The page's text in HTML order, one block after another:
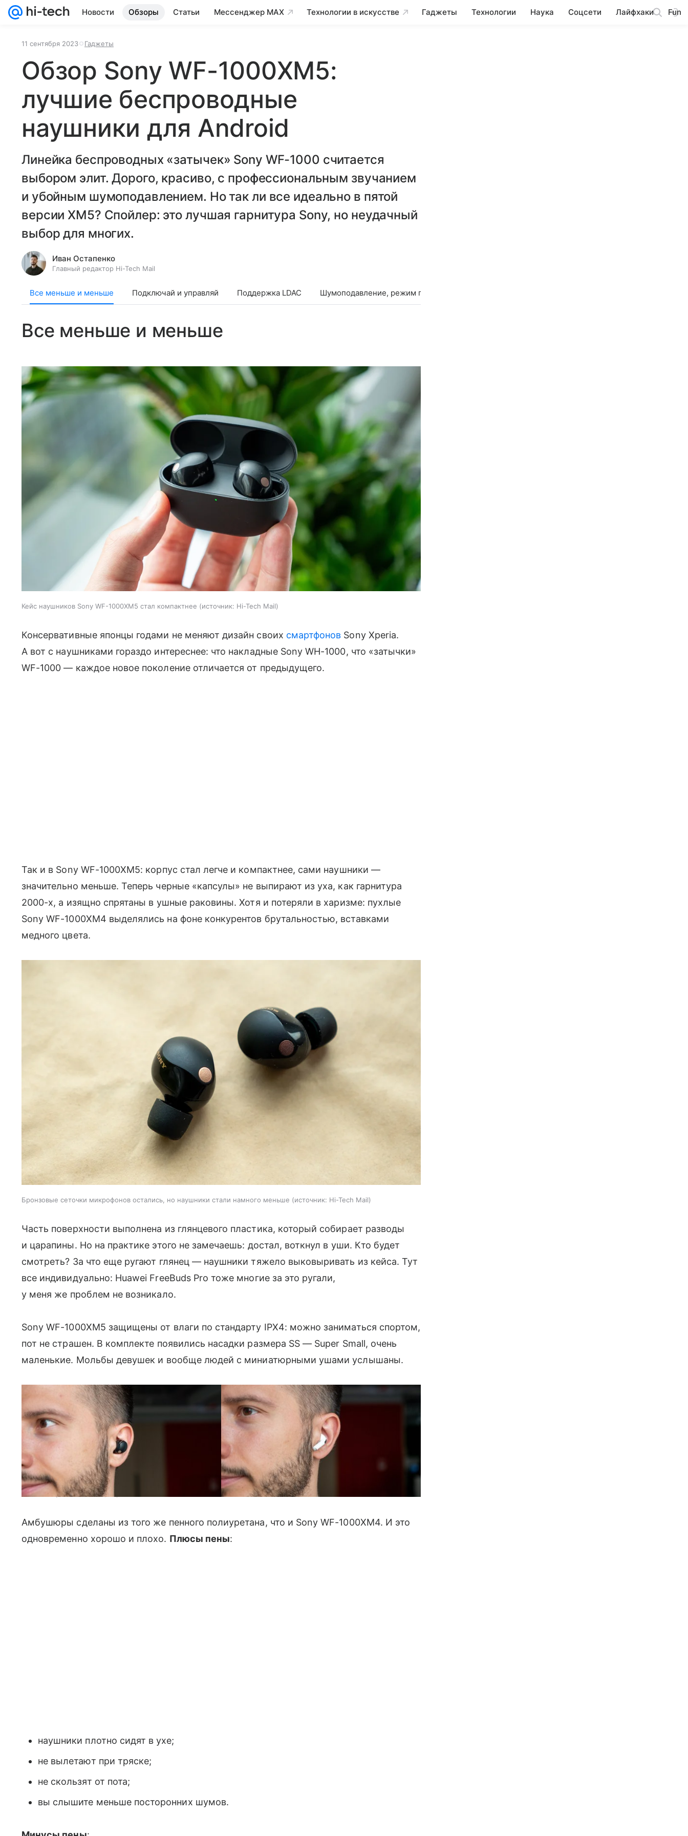
Новости Обзоры Статьи Мессенджер MAX Технологии в искусстве Гаджеты Технологии Наука Соцсети Лайфхаки Fun
11 сентября 2023 Гаджеты
Обзор Sony WF-1000XM5:
лучшие беспроводные
наушники для Android
Линейка беспроводных «затычек» Sony WF-1000 считается
выбором элит. Дорого, красиво, с профессиональным звучанием
и убойным шумоподавлением. Но так ли все идеально в пятой
версии XM5? Спойлер: это лучшая гарнитура Sony, но неудачный
выбор для многих.
Иван Остапенко
Главный редактор Hi-Tech Mail
Все меньше и меньше Подключай и управляй Поддержка LDAC Шумоподавление, режим прозрачности, микрофоны
Все меньше и меньше
Кейс наушников Sony WF-1000XM5 стал компактнее источник: Hi-Tech Mail
Консервативные японцы годами не меняют дизайн своих смартфонов Sony Xperia.
А вот с наушниками гораздо интереснее: что накладные Sony WH-1000, что «затычки»
WF-1000 — каждое новое поколение отличается от предыдущего.
Так и в Sony WF-1000XM5: корпус стал легче и компактнее, сами наушники —
значительно меньше. Теперь черные «капсулы» не выпирают из уха, как гарнитура
2000-х, а изящно спрятаны в ушные раковины. Хотя и потеряли в харизме: пухлые
Sony WF-1000XM4 выделялись на фоне конкурентов брутальностью, вставками
медного цвета.
Бронзовые сеточки микрофонов остались, но наушники стали намного меньше источник: Hi-Tech Mail
Часть поверхности выполнена из глянцевого пластика, который собирает разводы
и царапины. Но на практике этого не замечаешь: достал, воткнул в уши. Кто будет
смотреть? За что еще ругают глянец — наушники тяжело выковыривать из кейса. Тут
все индивидуально: Huawei FreeBuds Pro тоже многие за это ругали,
у меня же проблем не возникало.
Sony WF-1000XM5 защищены от влаги по стандарту IPX4: можно заниматься спортом,
пот не страшен. В комплекте появились насадки размера SS — Super Small, очень
маленькие. Мольбы девушек и вообще людей с миниатюрными ушами услышаны.
Слева Sony WF-1000XM5, справа AirPods Pro 2
Амбушюры сделаны из того же пенного полиуретана, что и Sony WF-1000XM4. И это
одновременно хорошо и плохо. Плюсы пены:
наушники плотно сидят в ухе;
не вылетают при тряске;
не скользят от пота;
вы слышите меньше посторонних шумов.